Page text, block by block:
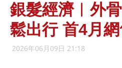
銀髮經濟︱外
鬆出行 首4月
2026年06月09日 21:18